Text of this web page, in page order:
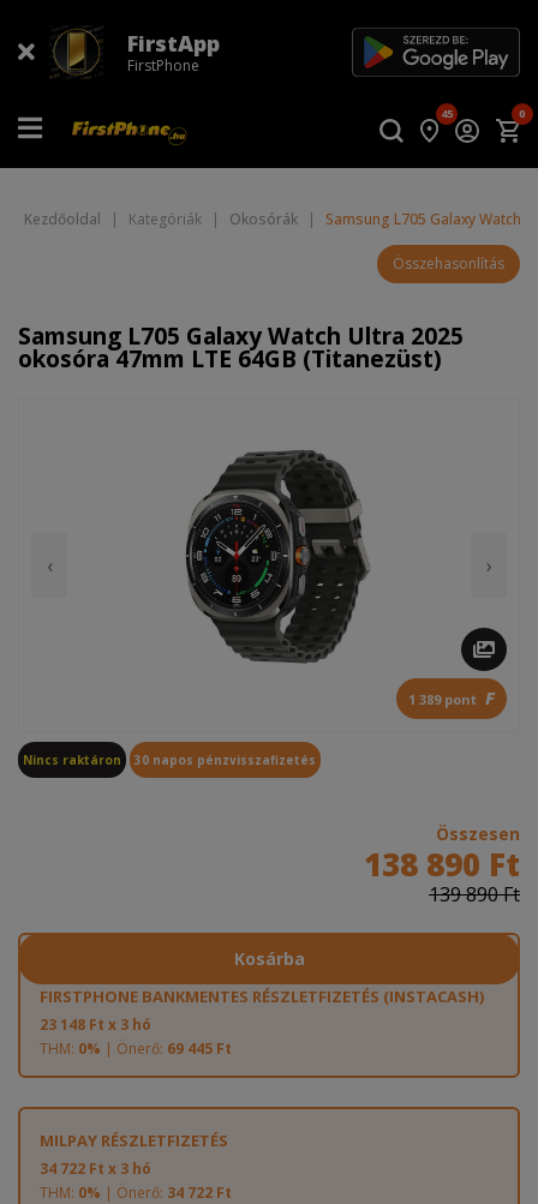
FirstApp
FirstPhone
45 0
Kezdőoldal | Kategóriák | Okosórák | Samsung L705 Galaxy Watch
Összehasonlítás
Samsung L705 Galaxy Watch Ultra 2025
okosóra 47mm LTE 64GB (Titanezüst)
‹ ›
1 389 pont F
Nincs raktáron 30 napos pénzvisszafizetés
Összesen
138 890 Ft
139 890 Ft
Kosárba
FIRSTPHONE BANKMENTES RÉSZLETFIZETÉS (INSTACASH)
23 148 Ft x 3 hó
THM: 0% | Önerő: 69 445 Ft
MILPAY RÉSZLETFIZETÉS
34 722 Ft x 3 hó
THM: 0% | Önerő: 34 722 Ft